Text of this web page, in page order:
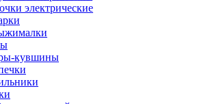
электрические
кувшины